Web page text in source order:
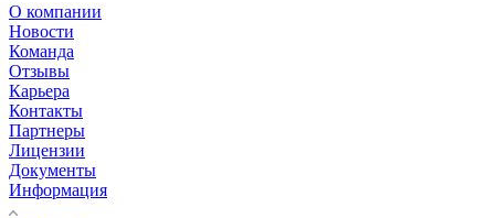
О компании
Новости
Команда
Отзывы
Карьера
Контакты
Партнеры
Лицензии
Документы
Информация